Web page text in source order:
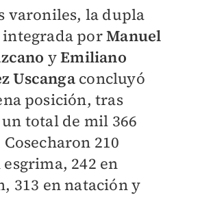
varoniles, la dupla
integrada porManuel
yEmiliano
Uscangaconcluyó
posición, tras
total de mil 366
Cosecharon 210
242 en
313 en natación y